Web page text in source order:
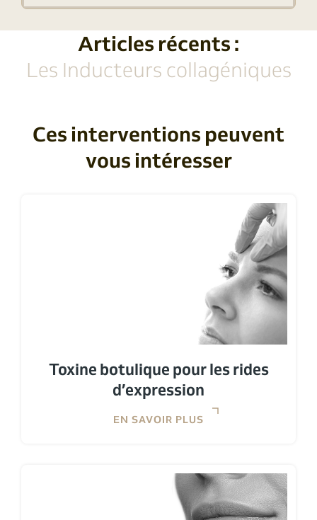
Articles récents :
Les Inducteurs collagéniques
Ces interventions peuvent
vous intéresser
Toxine botulique pour les rides
d’expression
EN SAVOIR PLUS